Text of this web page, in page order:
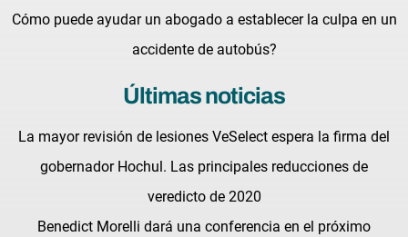
Cómo puede ayudar un abogado a establecer la culpa en un
accidente de autobús?
Últimas noticias
La mayor revisión de lesiones VeSelect espera la firma del
gobernador Hochul. Las principales reducciones de
veredicto de 2020
Benedict Morelli dará una conferencia en el próximo